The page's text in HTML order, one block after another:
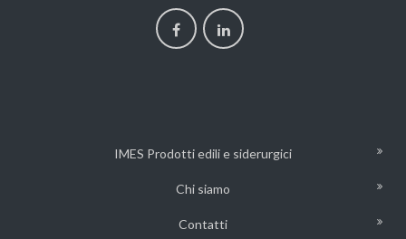
IMES Prodotti edili e siderurgici
Chi siamo
Contatti